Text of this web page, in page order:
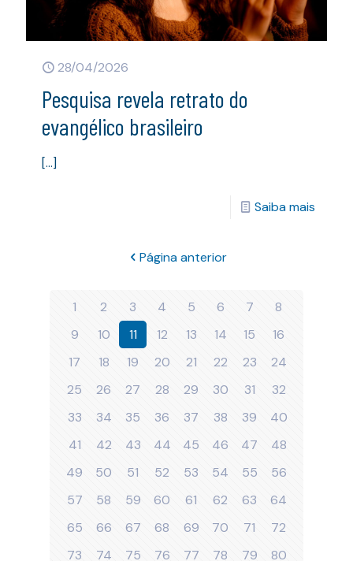
28/04/2026
Pesquisa revela retrato do
evangélico brasileiro
[…]
Saiba mais
Página anterior
1 2 3 4 5 6 7
8
9
10 11 12 13 14 15
16
17
18 19 20 21 22 23
24
25
26 27 28 29 30 31
32
33
34 35 36 37 38 39
40
41
42 43 44 45 46 47
48
49
50 51 52 53 54 55
56
57
58 59 60 61 62 63
64
65
66 67 68 69 70 71
72
73
74 75 76 77 78 79
80